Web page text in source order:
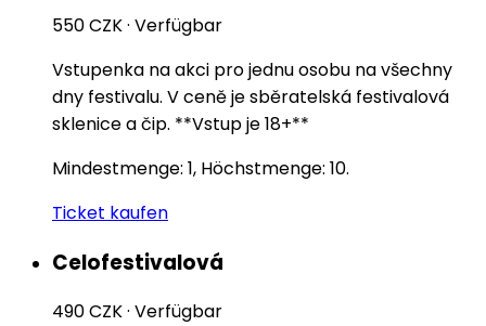
550 CZK· Verfügbar
Vstupenka na akci pro jednu osobu na všechny
dny festivalu. V ceně je sběratelská festivalová
sklenice a čip. **Vstup je 18+**
Mindestmenge: 1, Höchstmenge: 10.
Ticket kaufen
Celofestivalová
490 CZK· Verfügbar